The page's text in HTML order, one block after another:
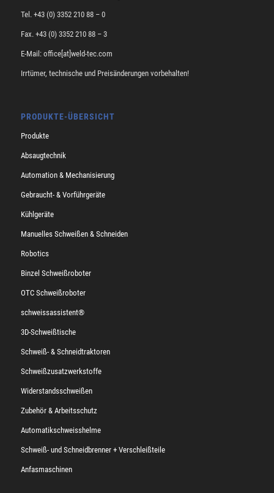
Tel. +43 (0) 3352 210 88 – 0
Fax. +43 (0) 3352 210 88 – 3
E-Mail: office[at]weld-tec.com
Irrtümer, technische und Preisänderungen vorbehalten!
PRODUKTE-ÜBERSICHT
Produkte
Absaugtechnik
Automation & Mechanisierung
Gebraucht- & Vorführgeräte
Kühlgeräte
Manuelles Schweißen & Schneiden
Robotics
Binzel Schweißroboter
OTC Schweißroboter
schweissassistent®
3D-Schweißtische
Schweiß- & Schneidtraktoren
Schweißzusatzwerkstoffe
Widerstandsschweißen
Zubehör & Arbeitsschutz
Automatikschweisshelme
Schweiß- und Schneidbrenner + Verschleißteile
Anfasmaschinen